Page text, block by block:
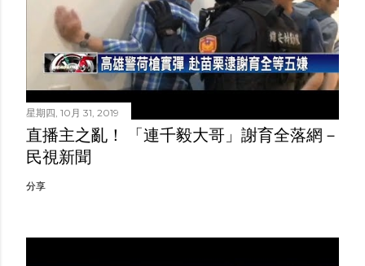
星期四, 10月 31, 2019
直播主之亂！ 「連千毅大哥」謝育全落網－
民視新聞
分享